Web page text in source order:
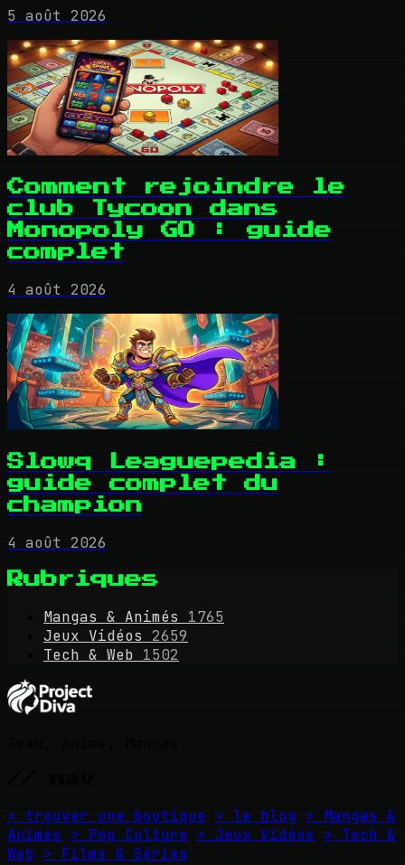
5 août 2026
Comment rejoindre le
club Tycoon dans
Monopoly GO : guide
complet
4 août 2026
Slowq Leaguepedia :
guide complet du
champion
4 août 2026
Rubriques
Mangas & Animés
1765
Jeux Vidéos
2659
Tech & Web 1502
> trouver une boutique > le blog > Mangas &
Animés
> Pop Culture > Jeux Vidéos
> Tech &
Web > Films & Séries